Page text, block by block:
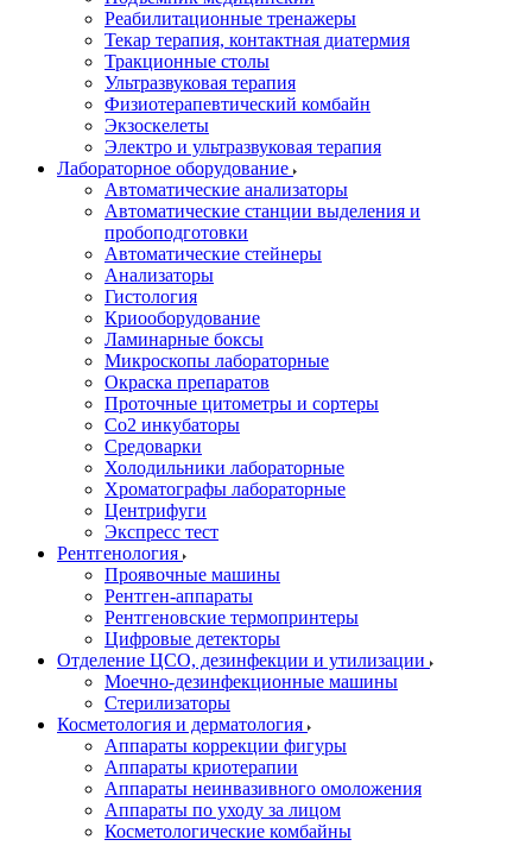
Реабилитационные тренажеры
Текар терапия, контактная диатермия
Тракционные столы
Ультразвуковая терапия
Физиотерапевтический комбайн
Экзоскелеты
Электро и ультразвуковая терапия
Лабораторное оборудование
Автоматические анализаторы
Автоматические станции выделения и
пробоподготовки
Автоматические стейнеры
Анализаторы
Гистология
Криооборудование
Ламинарные боксы
Микроскопы лабораторные
Окраска препаратов
Проточные цитометры и сортеры
Со2 инкубаторы
Средоварки
Холодильники лабораторные
Хроматографы лабораторные
Центрифуги
Экспресс тест
Рентгенология
Проявочные машины
Рентген-аппараты
Рентгеновские термопринтеры
Цифровые детекторы
Отделение ЦСО, дезинфекции и утилизации
Моечно-дезинфекционные машины
Стерилизаторы
Косметология и дерматология
Аппараты коррекции фигуры
Аппараты криотерапии
Аппараты неинвазивного омоложения
Аппараты по уходу за лицом
Косметологические комбайны